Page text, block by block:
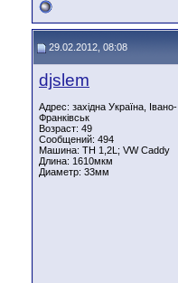
29.02.2012, 08:08
djslem
Адрес: західна Україна, Івано-
Франківськ
Возраст: 49
Сообщений: 494
Машина: ТН 1,2L; VW Caddy
Длина: 1610мкм
Диаметр: 33мм